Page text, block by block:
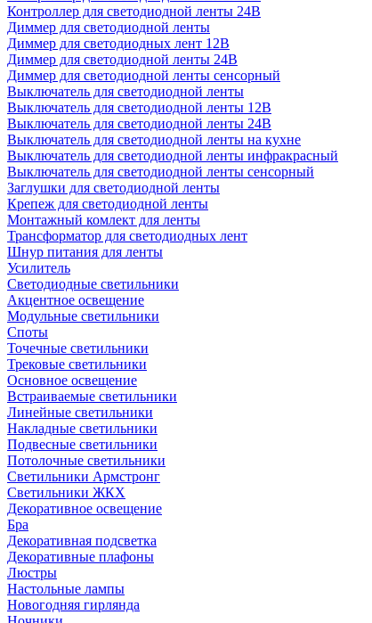
Контроллер для светодиодной ленты 24В
Диммер для светодиодной ленты
Диммер для светодиодных лент 12В
Диммер для светодиодной ленты 24В
Диммер для светодиодной ленты сенсорный
Выключатель для светодиодной ленты
Выключатель для светодиодной ленты 12В
Выключатель для светодиодной ленты 24В
Выключатель для светодиодной ленты на кухне
Выключатель для светодиодной ленты инфракрасный
Выключатель для светодиодной ленты сенсорный
Заглушки для светодиодной ленты
Крепеж для светодиодной ленты
Монтажный комлект для ленты
Трансформатор для светодиодных лент
Шнур питания для ленты
Усилитель
Светодиодные светильники
Акцентное освещение
Модульные светильники
Споты
Точечные светильники
Трековые светильники
Основное освещение
Встраиваемые светильники
Линейные светильники
Накладные светильники
Подвесные светильники
Потолочные светильники
Светильники Армстронг
Светильники ЖКХ
Декоративное освещение
Бра
Декоративная подсветка
Декоративные плафоны
Люстры
Настольные лампы
Новогодняя гирлянда